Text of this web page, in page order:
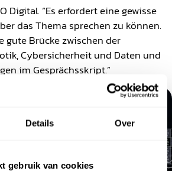
Details Over
gebruik van cookies
Digital. “Es erfordert eine gewisse
das Thema sprechen zu können.
gute Brücke zwischen der
Cybersicherheit und Daten und
im Gesprächsskript.”